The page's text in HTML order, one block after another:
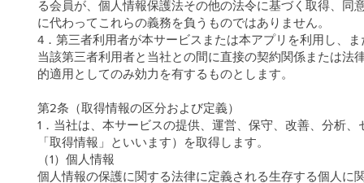
る会員が、個人情報保護法その他の法令に基づく取得、
に代わってこれらの義務を負うものではありません。
4．第三者利用者が本サービスまたは本アプリを利用し、
当該第三者利用者と当社との間に直接の契約関係または
的適用としてのみ効力を有するものとします。
第2条（取得情報の区分および定義）
1．当社は、本サービスの提供、運営、保守、改善、分析
「取得情報」といいます）を取得します。
（1）個人情報
個人情報の保護に関する法律に定義される生存する個人